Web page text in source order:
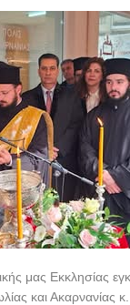
μας Εκκλησίας
και Ακαρνανίας